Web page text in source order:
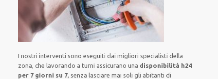
I nostri interventi sono eseguiti dai migliori specialisti della
zona, che lavorando a turni assicurano una disponibilità h24
per 7 giorni su 7, senza lasciare mai soli gli abitanti di